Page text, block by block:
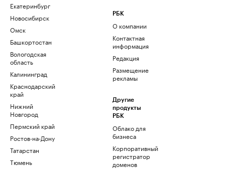
Екатеринбург
Новосибирск
Омск
Башкортостан
Вологодская
область
Калининград
Краснодарский
край
Нижний
Новгород
Пермский край
Ростов-на-Дону
Татарстан
Тюмень
РБК
О компании
Контактная
информация
Редакция
Размещение
рекламы
Другие
продукты
РБК
Облако для
бизнеса
Корпоративный
регистратор
доменов